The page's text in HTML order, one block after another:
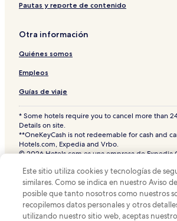
Pautas y reporte de contenido
Otra información
Quiénes somos
Empleos
Guías de viaje
* Some hotels require you to cancel more than
Details on site.
**OneKeyCash is not redeemable for cash and
Hotels.com, Expedia and Vrbo.
© 2026 Hotels.com es una empresa de Expedia
Hoteles.com y el logotipo de Hoteles.com son
marcas comerciales registradas de Hotels.com,
Este sitio utiliza cookies y tecnologías de
similares. Como se indica en nuestro Aviso
posible que tanto nosotros como nuestros
recopilemos datos personales y otros
utilizando nuestro sitio web, aceptas